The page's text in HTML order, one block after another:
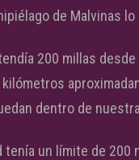
de Malvinas lo
200 millas
dentro de
un límite de 200